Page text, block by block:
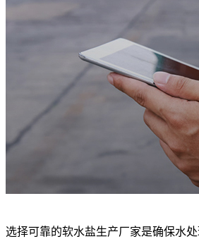
选择可靠的软水盐生产厂家是确保水